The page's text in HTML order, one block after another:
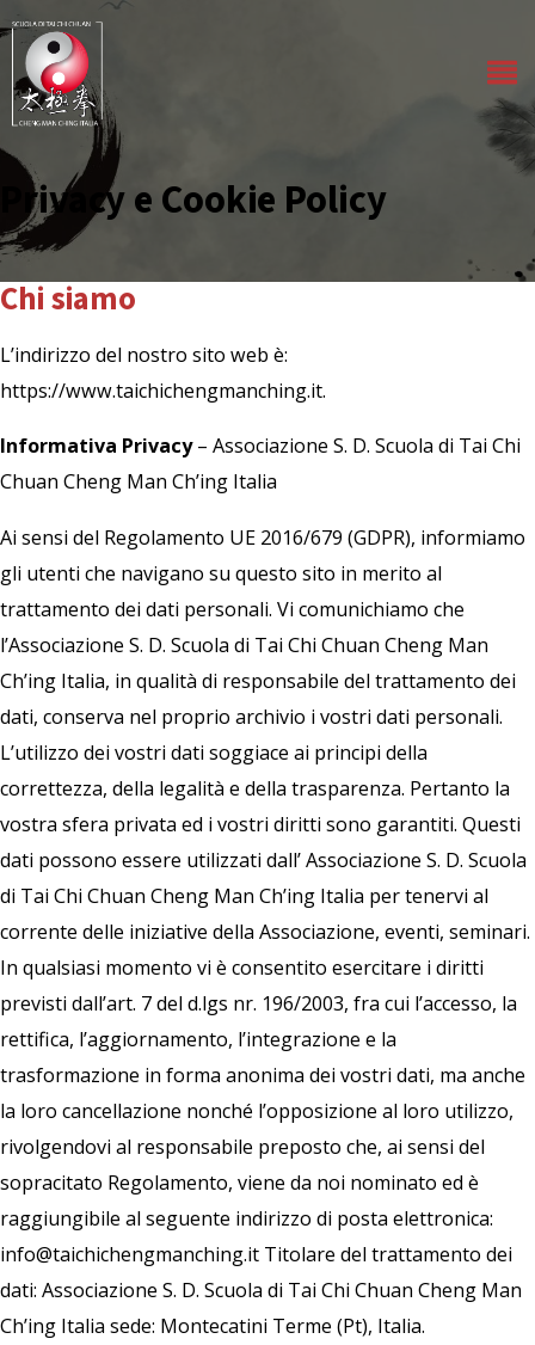
Privacy e Cookie Policy
Chi siamo
L’indirizzo del nostro sito web è:
https://www.taichichengmanching.it.
Informativa Privacy– Associazione S. D. Scuola di Tai Chi
Chuan Cheng Man Ch’ing Italia
Ai sensi del Regolamento UE 2016/679 (GDPR), informiamo
gli utenti che navigano su questo sito in merito al
trattamento dei dati personali. Vi comunichiamo che
l’Associazione S. D. Scuola di Tai Chi Chuan Cheng Man
Ch’ing Italia, in qualità di responsabile del trattamento dei
dati, conserva nel proprio archivio i vostri dati personali.
L’utilizzo dei vostri dati soggiace ai principi della
correttezza, della legalità e della trasparenza. Pertanto la
vostra sfera privata ed i vostri diritti sono garantiti. Questi
dati possono essere utilizzati dall’ Associazione S. D. Scuola
di Tai Chi Chuan Cheng Man Ch’ing Italia per tenervi al
corrente delle iniziative della Associazione, eventi, seminari.
In qualsiasi momento vi è consentito esercitare i diritti
previsti dall’art. 7 del d.lgs nr. 196/2003, fra cui l’accesso, la
rettifica, l’aggiornamento, l’integrazione e la
trasformazione in forma anonima dei vostri dati, ma anche
la loro cancellazione nonché l’opposizione al loro utilizzo,
rivolgendovi al responsabile preposto che, ai sensi del
sopracitato Regolamento, viene da noi nominato ed è
raggiungibile al seguente indirizzo di posta elettronica:
info@taichichengmanching.it Titolare del trattamento dei
dati: Associazione S. D. Scuola di Tai Chi Chuan Cheng Man
Ch’ing Italia sede: Montecatini Terme (Pt), Italia.